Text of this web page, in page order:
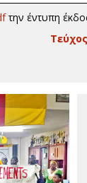
την έντυπη